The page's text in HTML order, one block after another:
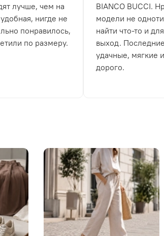
лучше, чем на
нигде не
понравилось,
по размеру.
BIANCO BUCCI.
модели не
найти что-то и
выход.
удачные, мягкие
дорого.